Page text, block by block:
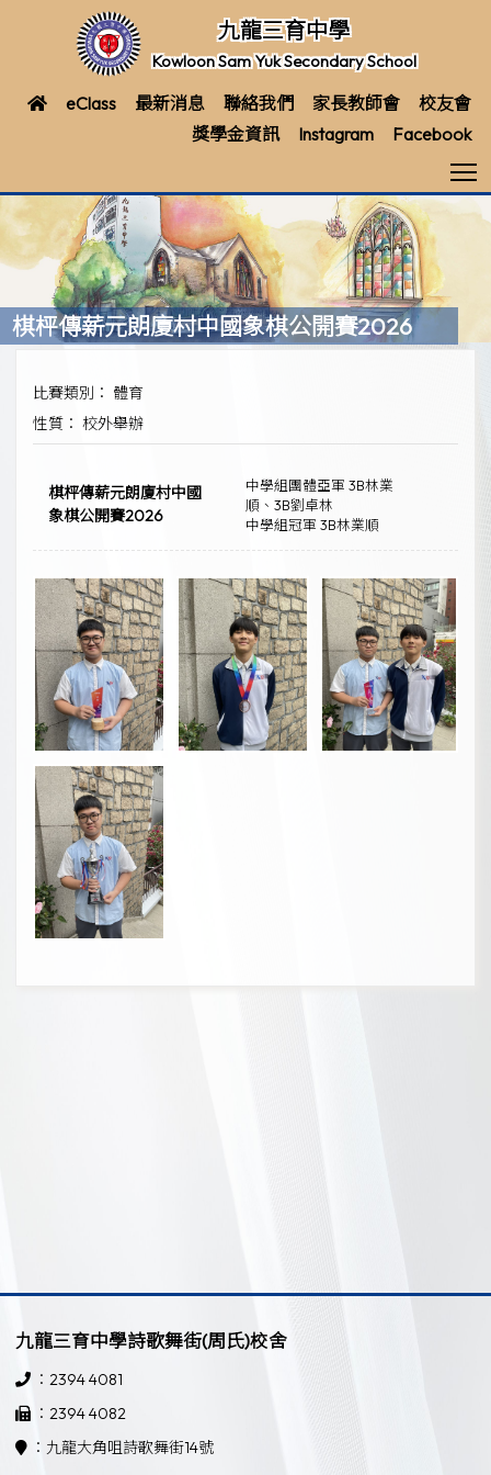
九龍三育中學
Kowloon Sam Yuk Secondary School
eClass 最新消息 聯絡我們 家長教師會
校友會
獎學金資訊
Instagram Facebook
棋枰傳薪元朗廈村中國象棋公開賽2026
比賽類別： 體育
性質： 校外舉辦
棋枰傳薪元朗廈村中國
象棋公開賽2026
中學組團體亞軍 3B林業
順、3B劉卓林
中學組冠軍 3B林業順
九龍三育中學詩歌舞街(周氏)校舍
：2394 4081
：2394 4082
：九龍大角咀詩歌舞街14號